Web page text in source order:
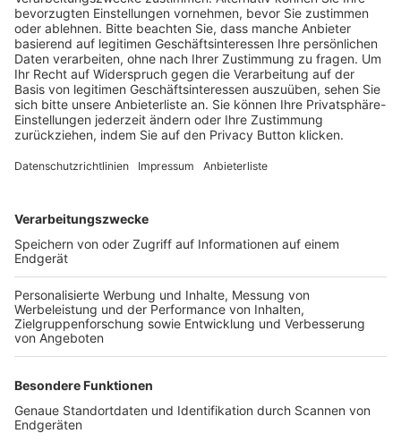
Schulungsangebot Vereinsmitarbeiter
BFV-Geschäftsstellen
Trainerbörse
Login SpielPlus
FOLGE DEM BFV
TOP-VEREINE
TOP-PARTNER